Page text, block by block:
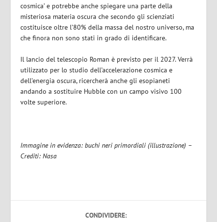
cosmica’ e potrebbe anche spiegare una parte della
misteriosa materia oscura che secondo gli scienziati
costituisce oltre l’80% della massa del nostro universo, ma
che finora non sono stati in grado di identificare.
Il lancio del telescopio Roman è previsto per il 2027. Verrà
utilizzato per lo studio dell’accelerazione cosmica e
dell’energia oscura, ricercherà anche gli esopianeti
andando a sostituire Hubble con un campo visivo 100
volte superiore.
Immagine in evidenza: buchi neri primordiali (illustrazione) –
Crediti: Nasa
CONDIVIDERE: